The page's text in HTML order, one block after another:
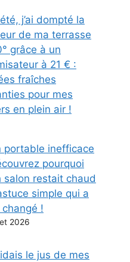
j’ai dompté la
de ma terrasse
grâce à un
à 21 € :
fraîches
pour mes
en plein air !
portable inefficace
pourquoi
salon restait chaud
simple qui a
!
2026
le jus de mes